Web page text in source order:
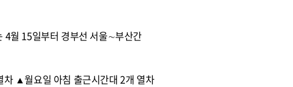
4월 15일부터 경부선 서울∼부산간
▲월요일 아침 출근시간대 2개 열차